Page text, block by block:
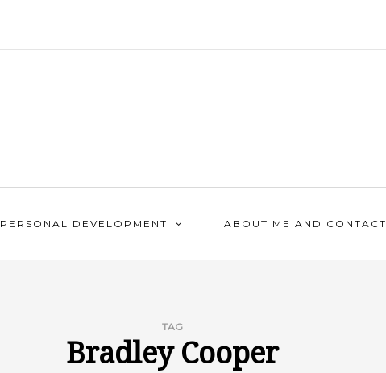
PERSONAL DEVELOPMENT ABOUT ME AND CONTACT
TAG
Bradley Cooper